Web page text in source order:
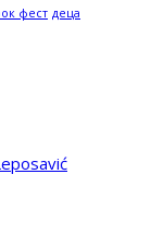
фест деца